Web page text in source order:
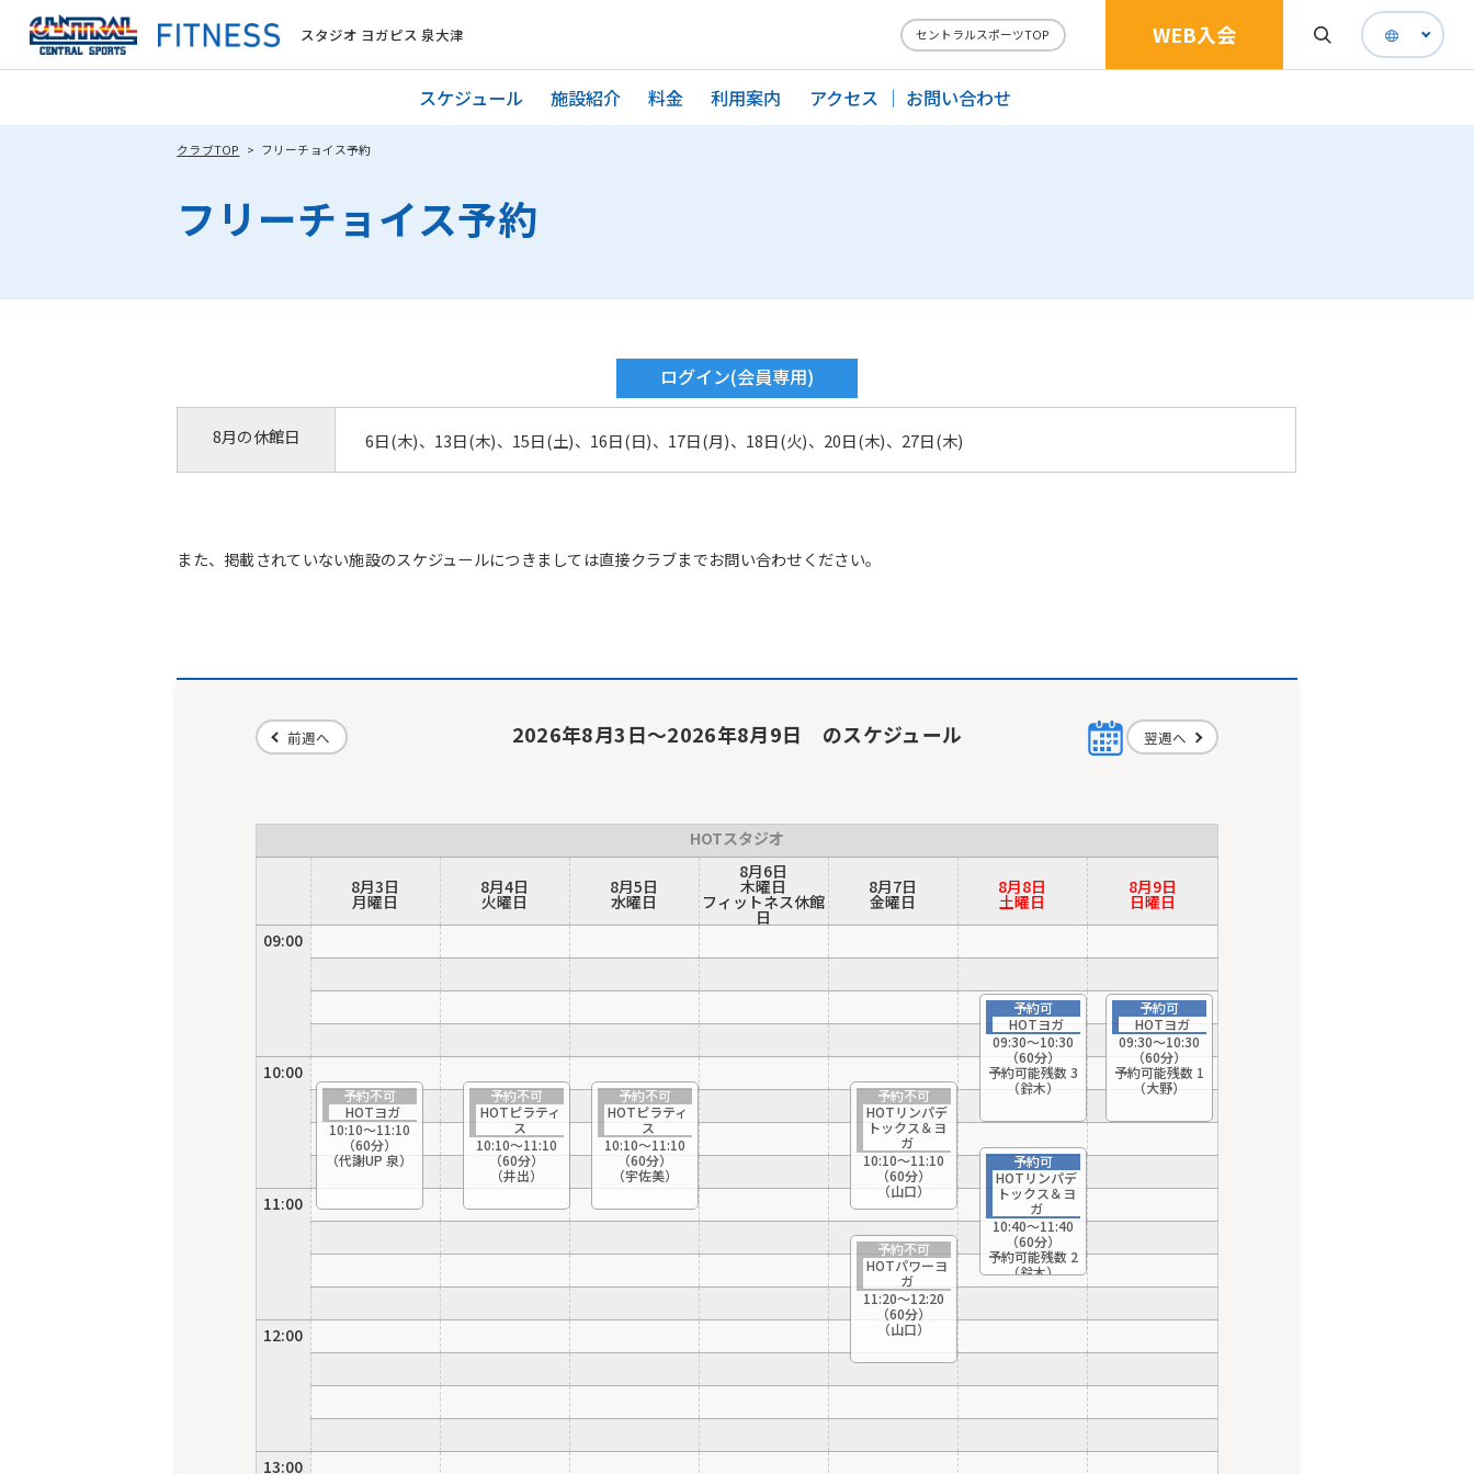
スタジオ ヨガピス 泉大津 セントラルスポーツTOP WEB入会
スケジュール 施設紹介 料金 利用案内 アクセス お問い合わせ
クラブTOP フリーチョイス予約
フリーチョイス予約
ログイン(会員専用)
8月の休館日 6日(木)、13日(木)、15日(土)、16日(日)、17日(月)、18日(火)、20日(木)、27日(木)
また、掲載されていない施設のスケジュールにつきましては直接クラブまでお問い合わせください。
前週へ 2026年8月3日～2026年8月9日 のスケジュール 翌週へ
HOTスタジオ
8月3日
月曜日
8月4日
火曜日
8月5日
水曜日
8月6日
木曜日
フィットネス休館
日
8月7日
金曜日
8月8日
土曜日
8月9日
日曜日
09:00
10:00
11:00
12:00
13:00
予約不可
HOTヨガ
10:10〜11:10
（60分）
（代謝UP 泉）
予約不可
HOTピラティ
ス
10:10〜11:10
（60分）
（井出）
予約不可
HOTピラティ
ス
10:10〜11:10
（60分）
（宇佐美）
予約不可
HOTリンパデ
トックス＆ヨ
ガ
10:10〜11:10
（60分）
（山口）
予約不可
HOTパワーヨ
ガ
11:20〜12:20
（60分）
（山口）
予約可
HOTヨガ
09:30〜10:30
（60分）
予約可能残数 3
（鈴木）
予約可
HOTリンパデ
トックス＆ヨ
ガ
10:40〜11:40
（60分）
予約可能残数 2
（鈴木）
予約可
HOTヨガ
09:30〜10:30
（60分）
予約可能残数 1
（大野）